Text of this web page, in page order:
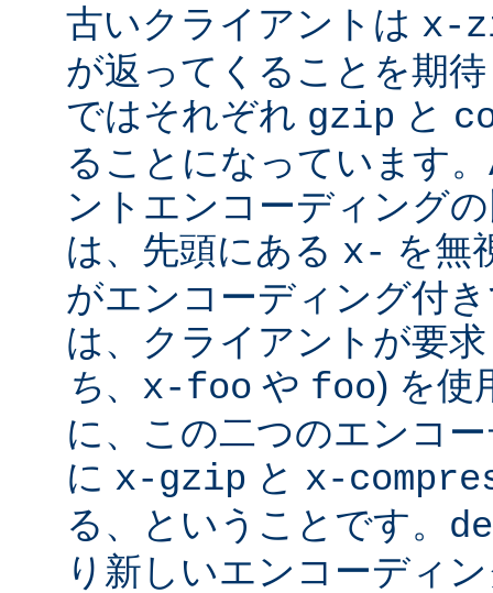
古いクライアントは x-
が返ってくることを期
ではそれぞれ gzip と
ることになっています
ントエンコーディング
は、先頭にある x- を無
がエンコーディング付
は、クライアントが要
ち、 x-foo や foo) を使
に、この二つのエンコ
に x-gzip と x-
る、ということです。
り新しいエンコーディ